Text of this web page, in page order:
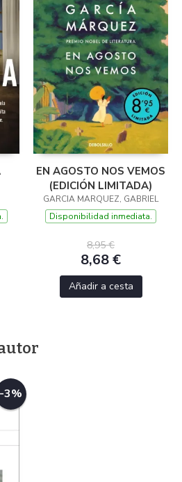
EN AGOSTO NOS VEMOS
(EDICIÓN LIMITADA)
GARCIA MARQUEZ, GABRIEL
Disponibilidad inmediata.
8,95 €
8,68 €
Añadir a cesta
-3%